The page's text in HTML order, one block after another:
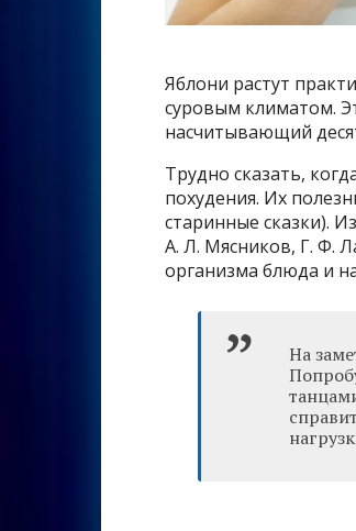
Яблони растут
суровым климатом.
насчитывающий
Трудно сказать,
похудения. Их
старинные сказки).
А. Л. Мясников, Г. Ф.
организма блюда и
На